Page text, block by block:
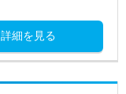
詳細を見る